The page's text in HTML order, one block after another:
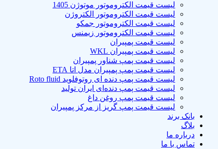
لیست قیمت الکتروموتور موتوژن 1405
لیست قیمت الکتروموتور الکتروژن
لیست قیمت الکتروموتور جمکو
لیست قیمت الکتروموتور زیمنس
لیست قیمت پمپیران
لیست قیمت پمپیران WKL
لیست قیمت پمپ شناور پمپیران
لیست قیمت پمپ پمپیران مدل اتا ETA
لیست قیمت پمپ دنده ای روتوفلوید Roto fluid
لیست قیمت پمپ دنده‌ای ایران تولید
لیست قیمت پمپ روغن داغ
لیست قیمت پمپ گریز از مرکز پمپیران
بانک برند
بلاگ
درباره ما
تماس با ما